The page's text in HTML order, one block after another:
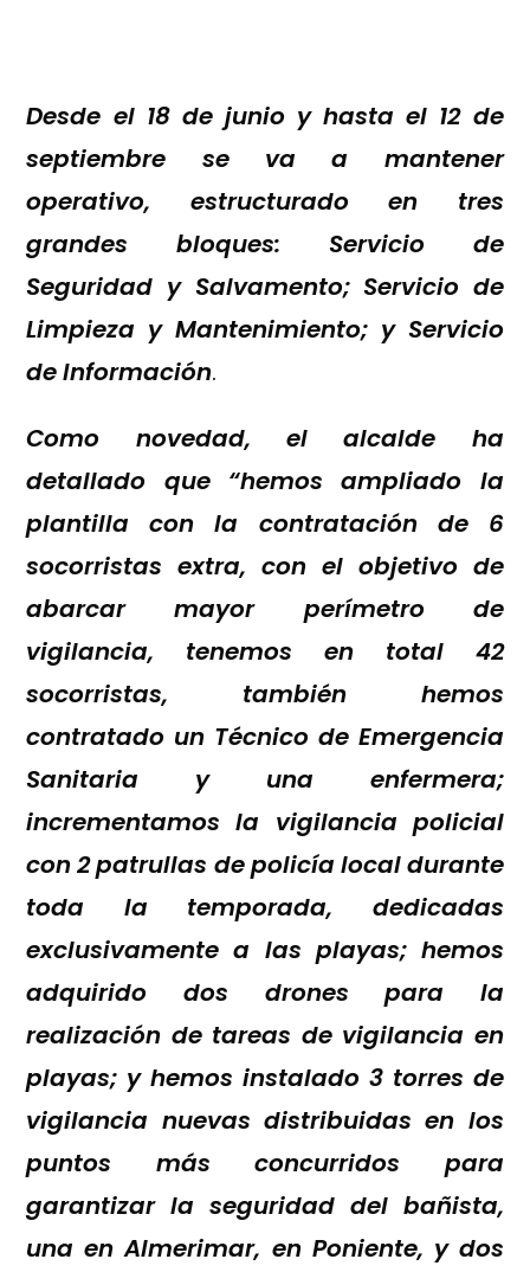
Desde el 18 de junio y hasta el 12 de
septiembre se va a mantener
operativo, estructurado en tres
grandes bloques: Servicio de
Seguridad y Salvamento; Servicio de
Limpieza y Mantenimiento; y Servicio
de Información.
Como novedad, el alcalde ha
detallado que “hemos ampliado la
plantilla con la contratación de 6
socorristas extra, con el objetivo de
abarcar mayor perímetro de
vigilancia, tenemos en total 42
socorristas, también hemos
contratado un Técnico de Emergencia
Sanitaria y una enfermera;
incrementamos la vigilancia policial
con 2 patrullas de policía local durante
toda la temporada, dedicadas
exclusivamente a las playas; hemos
adquirido dos drones para la
realización de tareas de vigilancia en
playas; y hemos instalado 3 torres de
vigilancia nuevas distribuidas en los
puntos más concurridos para
garantizar la seguridad del bañista,
una en Almerimar, en Poniente, y dos